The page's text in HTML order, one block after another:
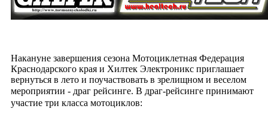
Накануне завершения сезона Мотоциклетная Федерация
Краснодарского края и Хилтек Электроникс приглашает
вернуться в лето и поучаствовать в зрелищном и веселом
мероприятии - драг рейсинге. В драг-рейсинге принимают
участие три класса мотоциклов: